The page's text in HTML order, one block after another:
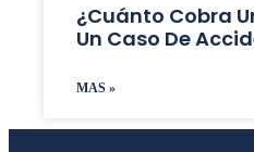
¿Cuánto Cobra
Un Caso De
MAS »